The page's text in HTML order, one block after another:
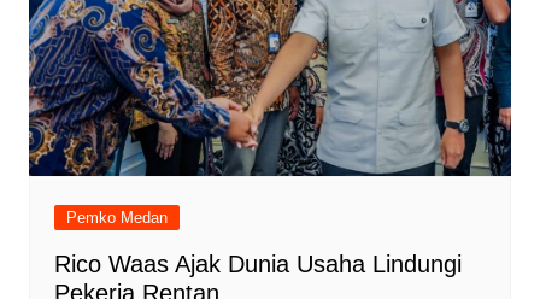
Pemko Medan
Rico Waas Ajak Dunia Usaha Lindungi
Pekerja Rentan